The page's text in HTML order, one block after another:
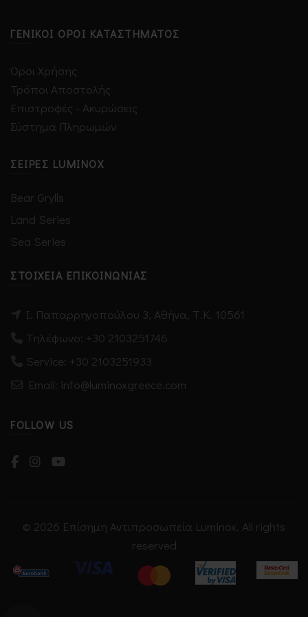
ΓΕΝΙΚΟΊ ΌΡΟΙ ΚΑΤΑΣΤΉΜΑΤΟΣ
Όροι Χρήσης
Τρόποι Αποστολής
Επιστροφές - Ακυρώσεις
Σύστημα Πληρωμών
ΣΕΙΡΈΣ LUMINOX
Bear Grylls
Land Series
Sea Series
ΣΤΟΙΧΕΊΑ ΕΠΙΚΟΙΝΩΝΊΑΣ
Ι. Παπαρρηγοπούλου 3, Αθήνα, Τ.Κ. 10561
Τηλέφωνο: +30 2103251746
Service: +30 2103251933
Email: info@luminoxgreece.com
FOLLOW US
© 2026 Επίσημη Αντιπροσωπεία Luminox. All rights
reserved